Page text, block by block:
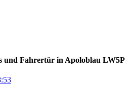
und Fahrertür in Apoloblau LW5P